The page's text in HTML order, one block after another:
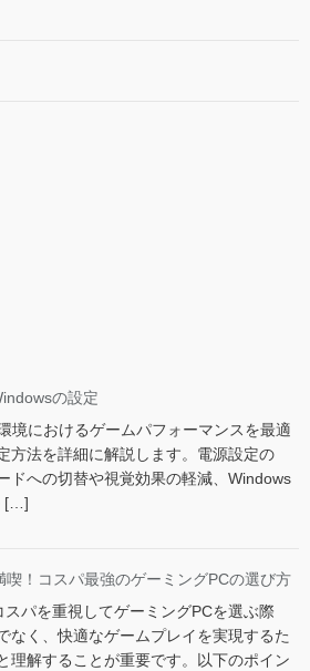
の設定
境におけるゲームパフォーマンスを最適
方法を詳細に解説します。電源設定の
ドへの切替や視覚効果の軽減、Windows
[…]
喫！コスパ最強のゲーミングPCの選び方
パを重視してゲーミングPCを選ぶ際
なく、快適なゲームプレイを実現するた
理解することが重要です。以下のポイン